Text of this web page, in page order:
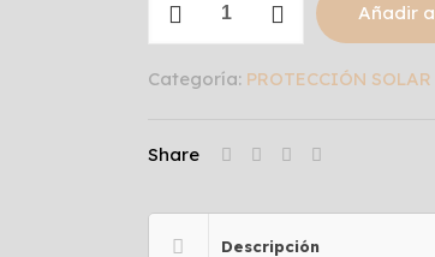
PROTECTIVE
SPF50
Añadir
Categoría: PROTECCIÓN SOLAR
Share
Descripción